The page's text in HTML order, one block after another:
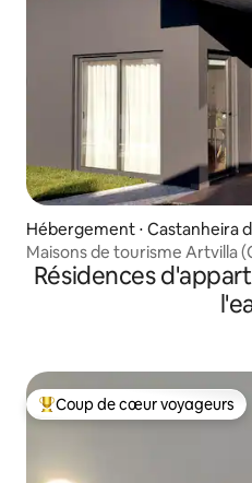
Hébergement ⋅ Castanheira
Maisons de tourisme Artvilla
Résidences
Coups de cœur voyageurs les
Coup de cœur voyageurs